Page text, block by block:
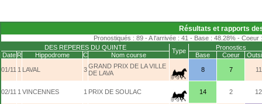
Résultats et rapports
Pronostiqués : 89 - A l'arrivée : 41 - Base : 48.28% -
DES REPERES DU QUINTE
Type
Pronostics
Date R Hippodrome C Nom course Base Coeur
01/11 1 LAVAL 3GRAND PRIX DE LA VILLE
DE LAVA
8 7 11
02/11 1 VINCENNES 1 PRIX DE SOULAC 14 2 12